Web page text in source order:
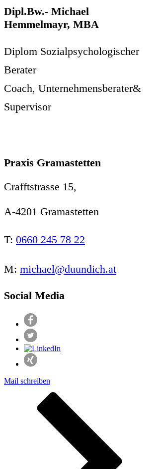
Dipl.Bw.- Michael
Hemmelmayr, MBA
Diplom Sozialpsychologischer
Berater
Coach, Unternehmensberater&
Supervisor
Praxis Gramastetten
Crafftstrasse 15,
A-4201 Gramastetten
T: 0660 245 78 22
M: michael@duundich.at
Social Media
Mail schreiben